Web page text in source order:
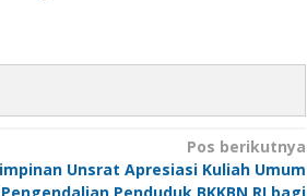
Pos berikutnya
Unsrat Apresiasi Kuliah Umum
Penduduk BKKBN RI bagi